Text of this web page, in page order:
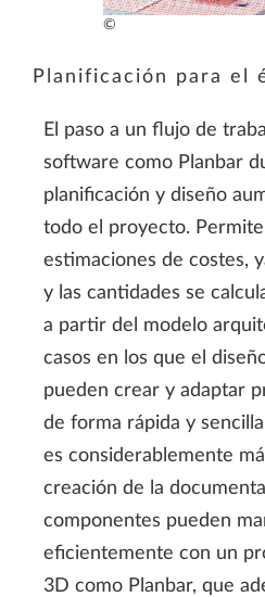
©
Planificación para el
El paso a un flujo de
software como Planbar
planificación y diseño
todo el proyecto.
estimaciones de costes,
y las cantidades se
a partir del modelo
casos en los que el
pueden crear y adaptar
de forma rápida y
es considerablemente
creación de la
componentes pueden
eficientemente con un
3D como Planbar, que